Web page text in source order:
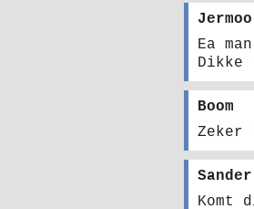
Jermoo
Ea
Boom
Sander
Komt